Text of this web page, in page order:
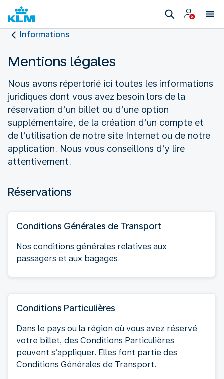
Informations
Mentions légales
Nous avons répertorié ici toutes les informations
juridiques dont vous avez besoin lors de la
réservation d’un billet ou d’une option
supplémentaire, de la création d’un compte et
de l’utilisation de notre site Internet ou de notre
application. Nous vous conseillons d’y lire
attentivement.
Réservations
Conditions Générales de Transport
Nos conditions générales relatives aux
passagers et aux bagages.
Conditions Particulières
Dans le pays ou la région où vous avez réservé
votre billet, des Conditions Particulières
peuvent s’appliquer. Elles font partie des
Conditions Générales de Transport.